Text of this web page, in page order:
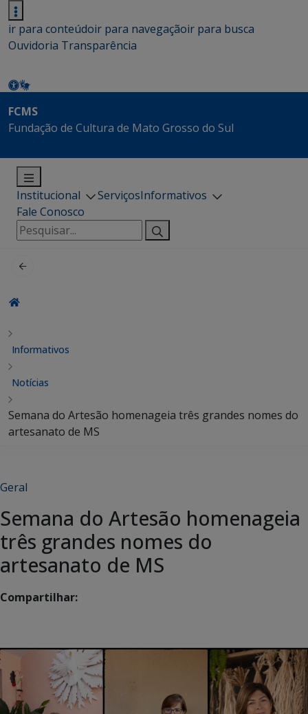
ir para conteúdoir para navegaçãoir para busca
Ouvidoria Transparência
FCMS
Fundação de Cultura de Mato Grosso do Sul
Institucional ServiçosInformativos
Fale Conosco
Pesquisar
por:
Informativos
Notícias
Semana do Artesão homenageia três grandes nomes do
artesanato de MS
Geral
Semana do Artesão homenageia
três grandes nomes do
artesanato de MS
Compartilhar: